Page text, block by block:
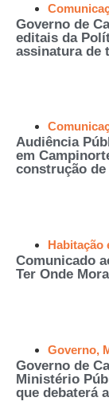
Governo de
editais da
assinatura de
Audiência
em
construção
Habitação
Comunicado
Ter Onde
Governo,
Governo de
Ministério
que debaterá